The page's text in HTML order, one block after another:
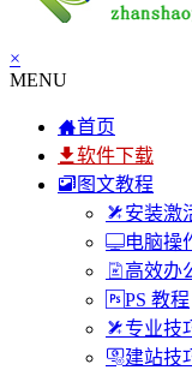
×
MENU
首页
软件下载
图文教程
安装激
电脑操
高效办
PS 教程
专业技
建站技